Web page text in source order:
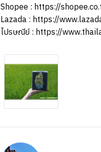
Shopee : https://
Lazada : https://
ไปรษณีย์ : https://